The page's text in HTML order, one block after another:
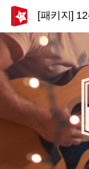
[패키지]